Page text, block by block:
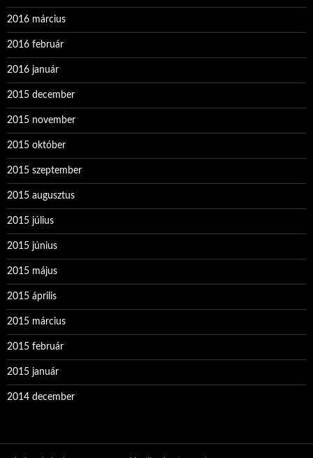
2016 március
2016 február
2016 január
2015 december
2015 november
2015 október
2015 szeptember
2015 augusztus
2015 július
2015 június
2015 május
2015 április
2015 március
2015 február
2015 január
2014 december